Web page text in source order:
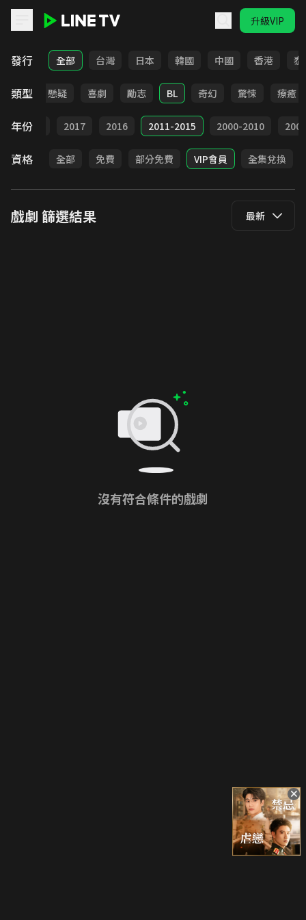
升級VIP
LINE TV - 戲劇
發行 全部 台灣 日本 韓國 中國 香港 泰
類型
甜寵 懸疑 喜劇 勵志 BL 奇幻 驚悚 療癒
年份
2018 2017 2016 2011-2015 2000-2010
資格 全部 免費 部分免費 VIP會員 全集兌換
戲劇 篩選結果 最新
沒有符合條件的戲劇